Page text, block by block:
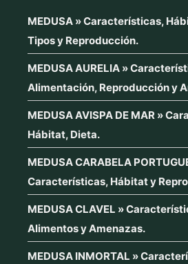
MEDUSA » Características,
Tipos y Reproducción.
MEDUSA AURELIA »
Alimentación, Reproducción y
MEDUSA AVISPA DE MAR »
Hábitat, Dieta.
MEDUSA CARABELA
Características, Hábitat y
MEDUSA CLAVEL »
Alimentos y Amenazas.
MEDUSA INMORTAL »